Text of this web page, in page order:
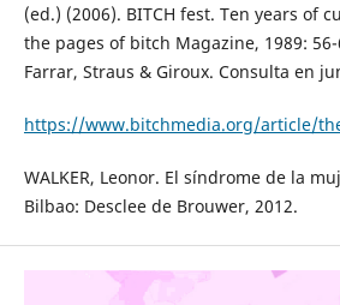
(ed.) (2006). BITCH fest. Ten years of
the pages of bitch Magazine, 1989: 56-
Farrar, Straus & Giroux. Consulta en
https://www.bitchmedia.org/article/
WALKER, Leonor. El síndrome de la
Bilbao: Desclee de Brouwer, 2012.